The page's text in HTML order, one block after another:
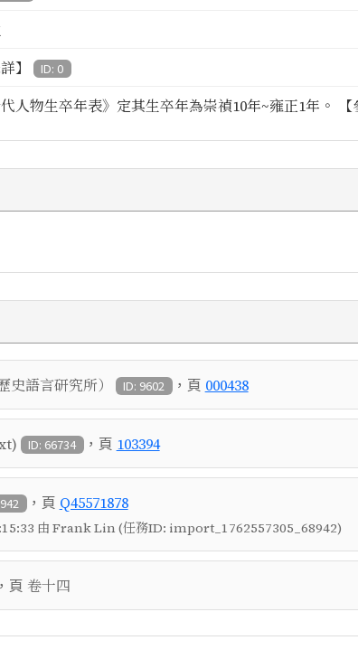
】 ID: 0
代人物生卒年表》定其生卒年為崇禎10年~雍正1年。 【
史語言研究所） ID: 9602 ，頁 000438
ID: 66734 ，頁 103394
，頁 Q45571878
由 Frank Lin (任務ID: import_1762557305_68942)
頁 卷十四